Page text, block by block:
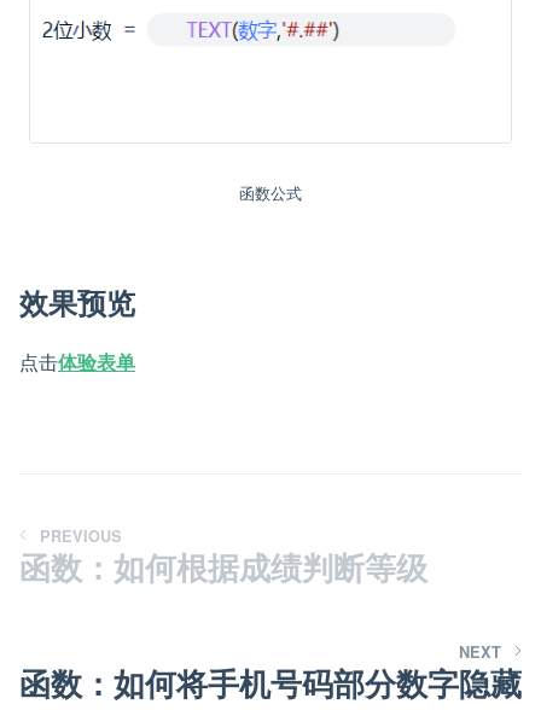
函数公式
效果预览
点击体验表单
PREVIOUS
函数：如何根据成绩判断等级
NEXT
函数：如何将手机号码部分数字隐藏